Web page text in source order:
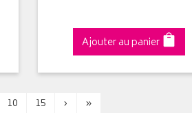
Ajouter au panier
10 15 › »